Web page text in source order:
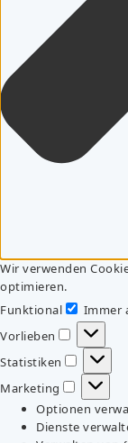
Wir verwenden
optimieren.
Funktional
Immer
Vorlieben
Vorlieben
Statistiken
Marketing
Optionen
Dienste